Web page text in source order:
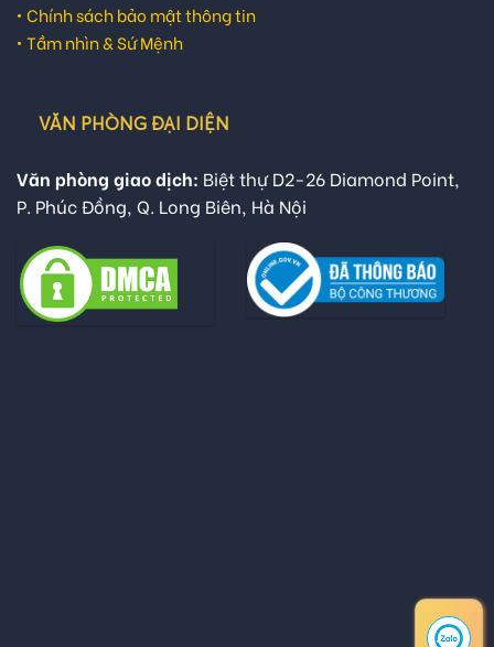
• Chính sách bảo mật thông tin
• Tầm nhìn & Sứ Mệnh
VĂN PHÒNG ĐẠI DIỆN
Văn phòng giao dịch: Biệt thự D2-26 Diamond Point,
P. Phúc Đồng, Q. Long Biên, Hà Nội